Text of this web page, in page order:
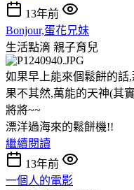
13年前
Bonjour,蛋花兄妹
生活點滴 親子育兒
如果早上能來個鬆餅的話
果不其然,萬能的天神(其
將將~~
漂洋過海來的鬆餅機!!
繼續閱讀
13年前
一個人的電影